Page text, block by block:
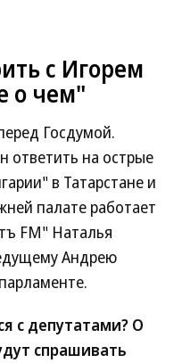
с Игорем
о чем"
Госдумой.
ответить на острые
в Татарстане и
палате работает
FM" Наталья
Андрею
с депутатами? О
спрашивать